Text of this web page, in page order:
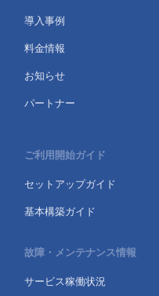
導入事例
料金情報
お知らせ
パートナー
ご利用開始ガイド
セットアップガイド
基本構築ガイド
故障・メンテナンス情報
サービス稼働状況